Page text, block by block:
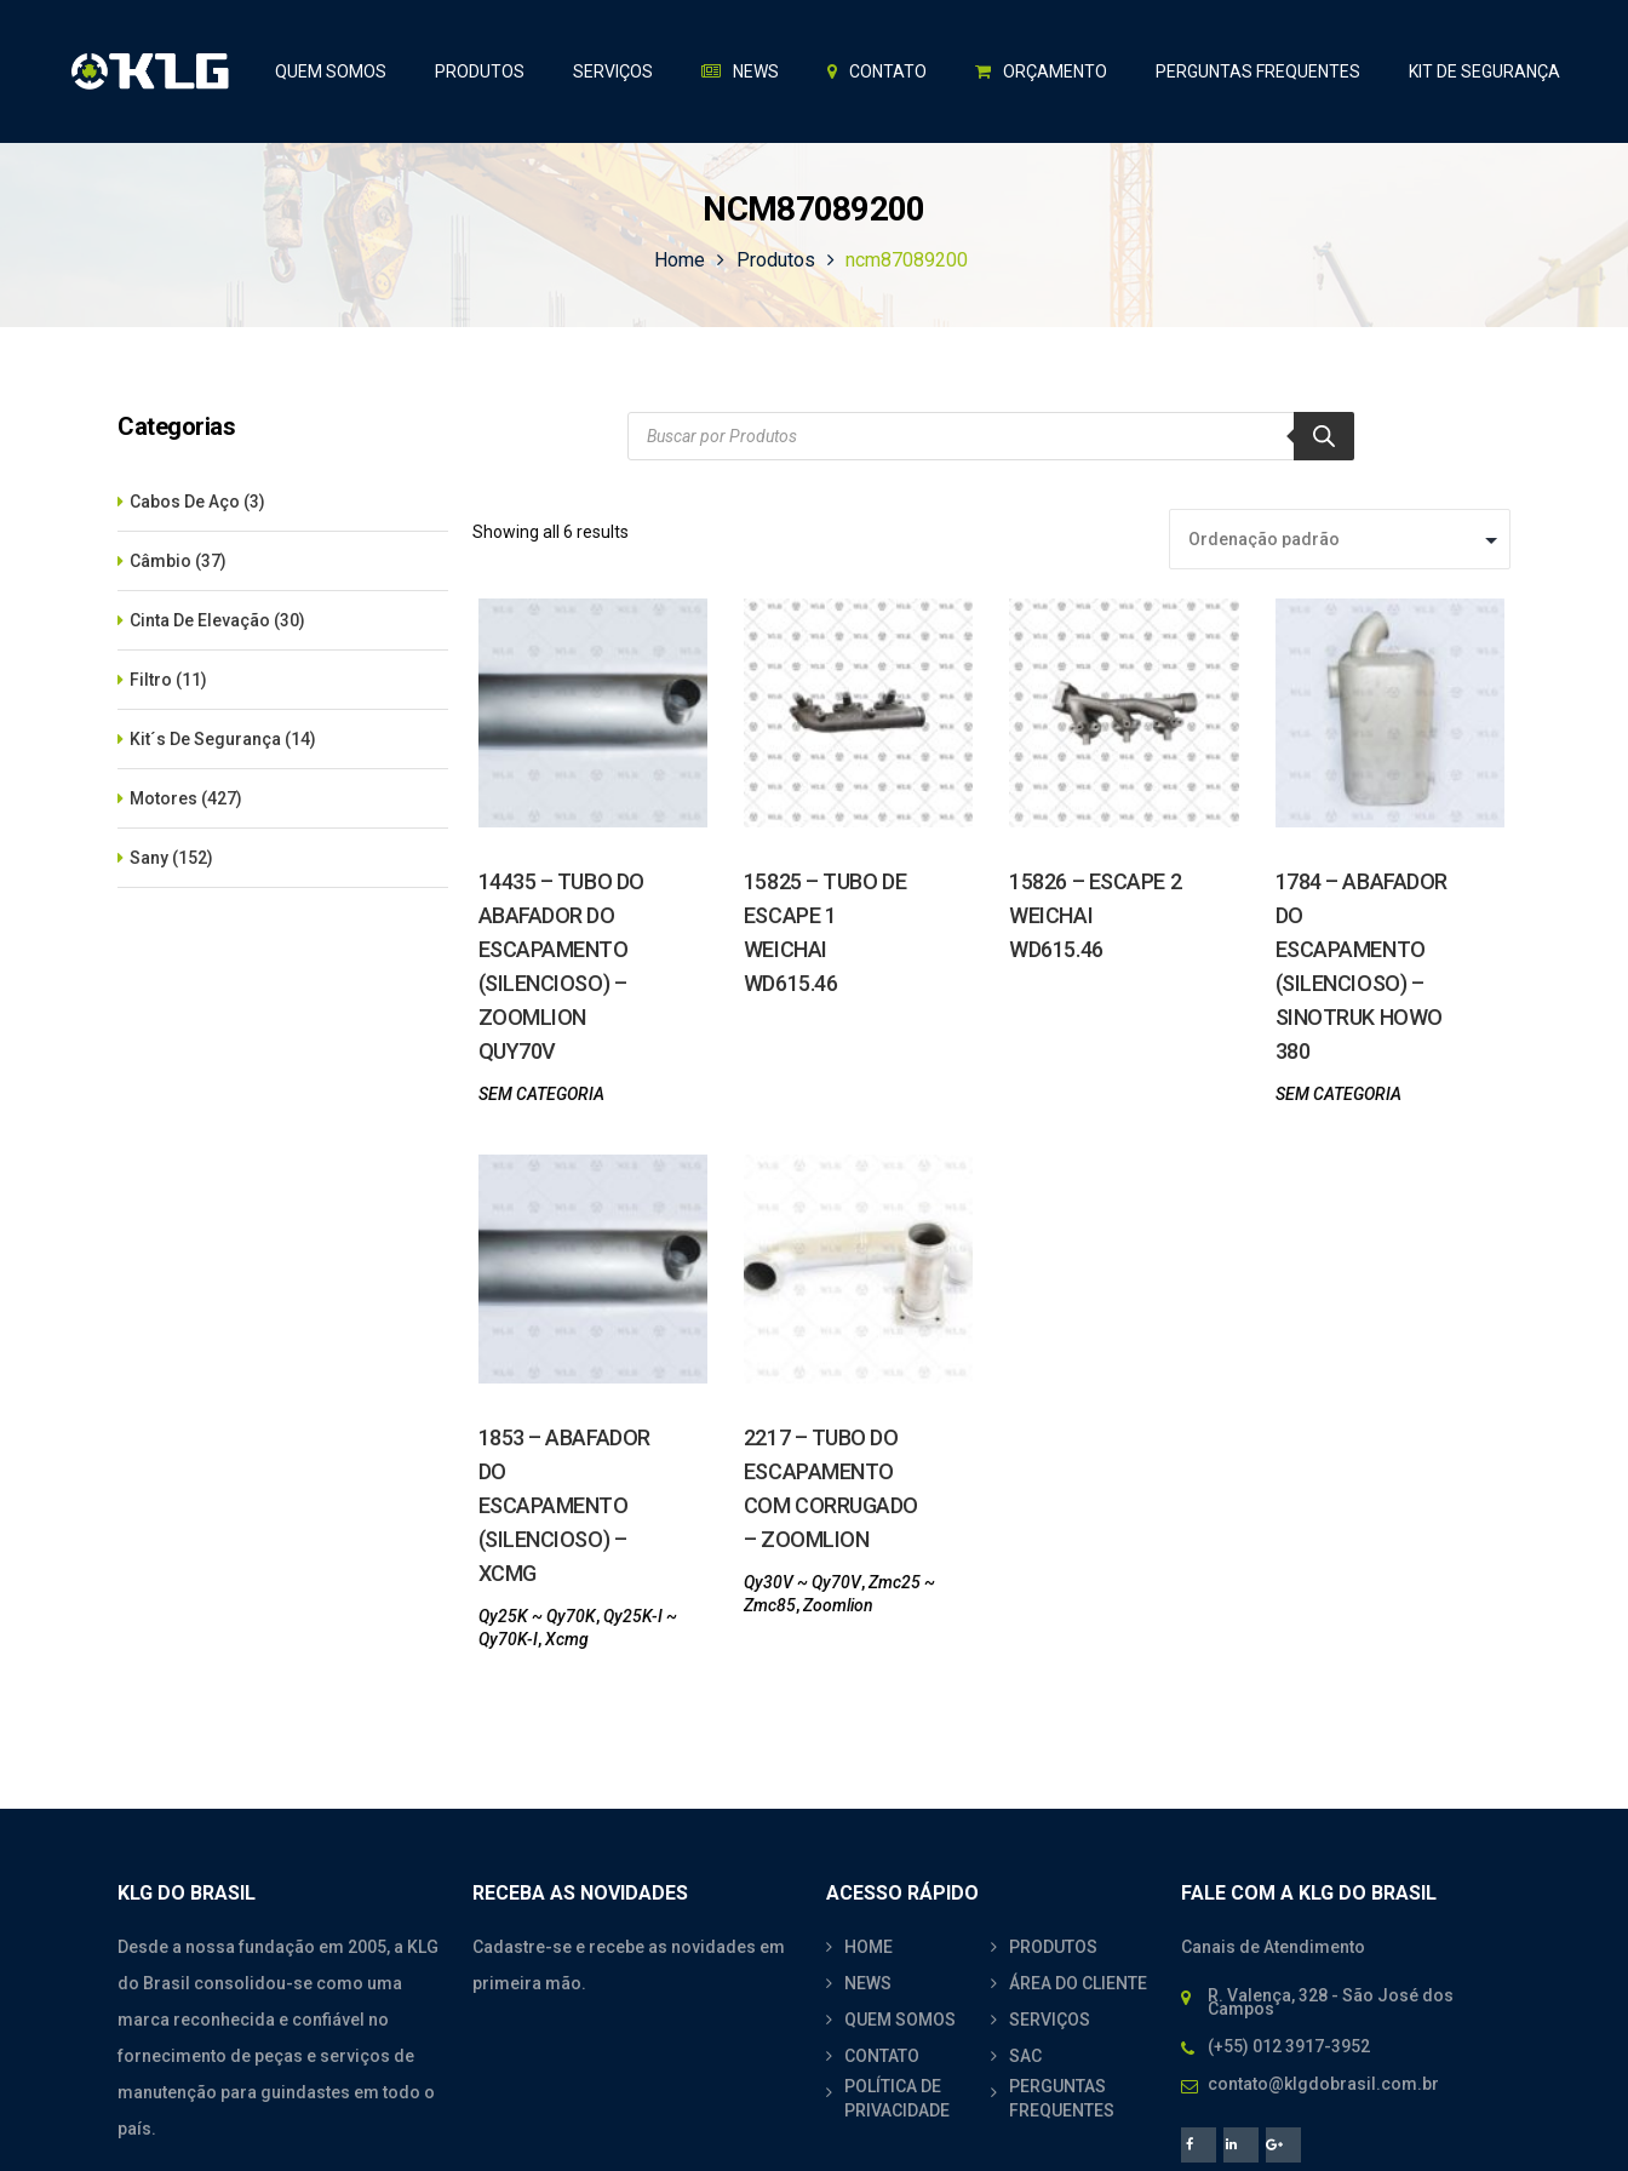
QUEM SOMOS PRODUTOS SERVIÇOS NEWS CONTATO ORÇAMENTO PERGUNTAS FREQUENTES KIT DE SEGURANÇA
NCM87089200
Home Produtos ncm87089200
Categorias
Cabos De Aço (3)
Câmbio (37)
Cinta De Elevação (30)
Filtro (11)
Kit´s De Segurança (14)
Motores (427)
Sany (152)
Products
search
Showing all 6 results
14435 – TUBO DO
ABAFADOR DO
ESCAPAMENTO
(SILENCIOSO) –
ZOOMLION
QUY70V
SEM CATEGORIA
15825 – TUBO DE
ESCAPE 1
WEICHAI
WD615.46
15826 – ESCAPE 2
WEICHAI
WD615.46
1784 – ABAFADOR
DO
ESCAPAMENTO
(SILENCIOSO) –
SINOTRUK HOWO
380
SEM CATEGORIA
1853 – ABAFADOR
DO
ESCAPAMENTO
(SILENCIOSO) –
XCMG
Qy25K ~ Qy70K,Qy25K-I ~
Qy70K-I,Xcmg
2217 – TUBO DO
ESCAPAMENTO
COM CORRUGADO
– ZOOMLION
Qy30V ~ Qy70V,Zmc25 ~
Zmc85,Zoomlion
KLG DO BRASIL
Desde a nossa fundação em 2005, a KLG
do Brasil consolidou-se como uma
marca reconhecida e confiável no
fornecimento de peças e serviços de
manutenção para guindastes em todo o
país.
RECEBA AS NOVIDADES
Cadastre-se e recebe as novidades em
primeira mão.
ACESSO RÁPIDO
HOME
PRODUTOS
NEWS
ÁREA DO CLIENTE
QUEM SOMOS
SERVIÇOS
CONTATO
SAC
POLÍTICA DE
PRIVACIDADE
PERGUNTAS
FREQUENTES
FALE COM A KLG DO BRASIL
Canais de Atendimento
R. Valença, 328 - São José dos
Campos
(+55) 012 3917-3952
contato@klgdobrasil.com.br